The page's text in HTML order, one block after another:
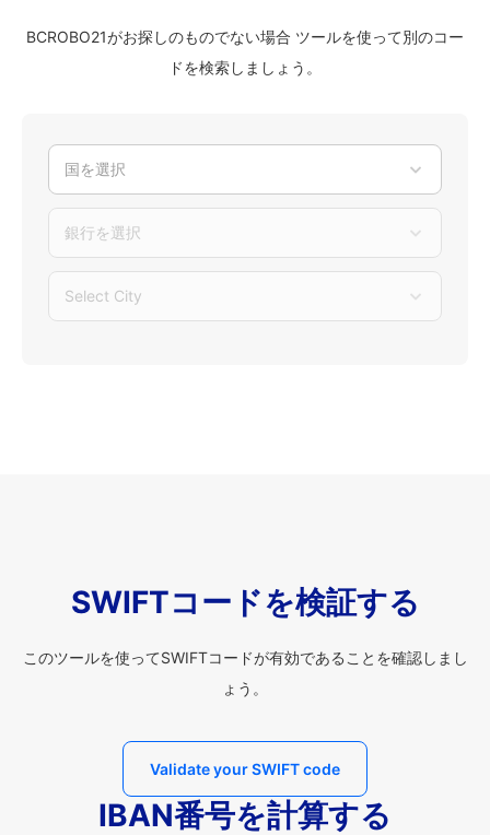
BCROBO21がお探しのものでない場合 ツールを使って別のコー
ドを検索しましょう。
国を選択
銀行を選択
Select City
SWIFTコードを検証する
このツールを使ってSWIFTコードが有効であることを確認しまし
ょう。
Validate your SWIFT code
IBAN番号を計算する